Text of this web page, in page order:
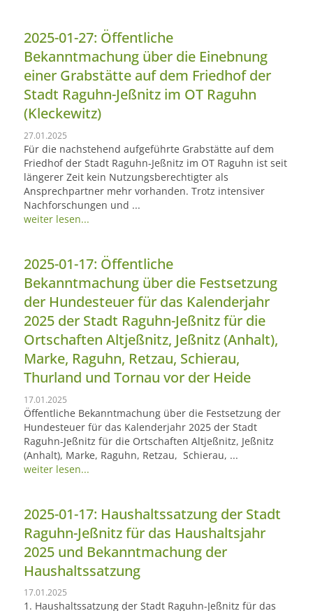
2025-01-27: Öffentliche
Bekanntmachung über die Einebnung
einer Grabstätte auf dem Friedhof der
Stadt Raguhn-Jeßnitz im OT Raguhn
(Kleckewitz)
27.01.2025
Für die nachstehend aufgeführte Grabstätte auf dem
Friedhof der Stadt Raguhn-Jeßnitz im OT Raguhn ist seit
längerer Zeit kein Nutzungsberechtigter als
Ansprechpartner mehr vorhanden. Trotz intensiver
Nachforschungen und ...
weiter lesen...
2025-01-17: Öffentliche
Bekanntmachung über die Festsetzung
der Hundesteuer für das Kalenderjahr
2025 der Stadt Raguhn-Jeßnitz für die
Ortschaften Altjeßnitz, Jeßnitz (Anhalt),
Marke, Raguhn, Retzau, Schierau,
Thurland und Tornau vor der Heide
17.01.2025
Öffentliche Bekanntmachung über die Festsetzung der
Hundesteuer für das Kalenderjahr 2025 der Stadt
Raguhn-Jeßnitz für die Ortschaften Altjeßnitz, Jeßnitz
(Anhalt), Marke, Raguhn, Retzau, Schierau, ...
weiter lesen...
2025-01-17: Haushaltssatzung der Stadt
Raguhn-Jeßnitz für das Haushaltsjahr
2025 und Bekanntmachung der
Haushaltssatzung
17.01.2025
1. Haushaltssatzung der Stadt Raguhn-Jeßnitz für das